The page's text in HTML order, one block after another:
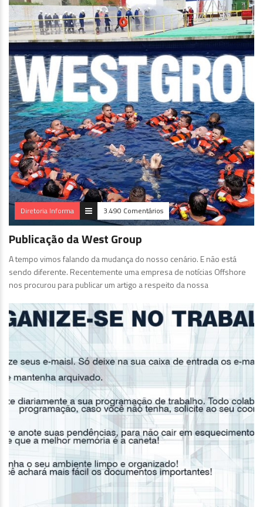
Diretoria Informa 3.490 Comentários
Publicação da West Group
A tempo vimos falando da mudança do nosso cenário. E não está
sendo diferente. Recentemente uma empresa de notícias Offshore
nos procurou para publicar um artigo a respeito da nossa